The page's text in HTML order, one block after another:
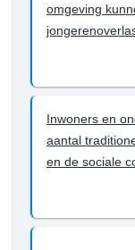
omgeving
Inwoners en
aantal
en de sociale